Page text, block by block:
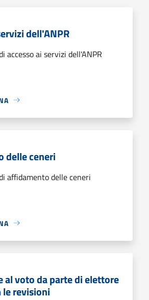
dell'ANPR
accesso ai servizi dell'ANPR
delle ceneri
affidamento delle ceneri
al voto da parte di elettore
le revisioni